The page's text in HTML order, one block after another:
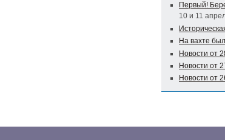
Первый!
10 и 11
На вахте
Новости от
Новости от
Новости от